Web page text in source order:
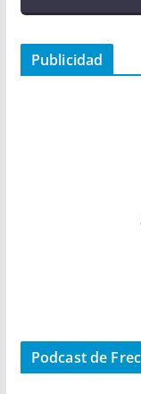
Publicidad
Podcast de